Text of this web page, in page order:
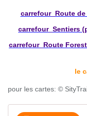
carrefour_Route
carrefour_Sentiers
carrefour_Route
le
pour les cartes: ©